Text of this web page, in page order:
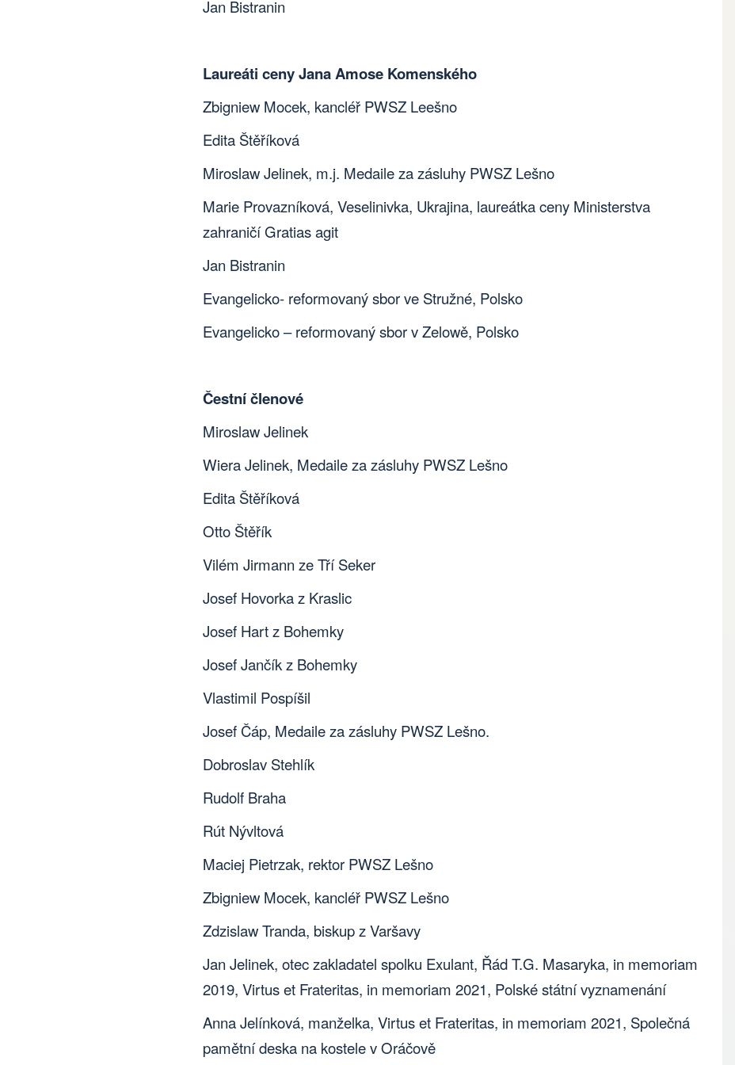
Jan Bistranin
Laureáti ceny Jana Amose Komenského
Zbigniew Mocek, kancléř PWSZ Leešno
Edita Štěříková
Miroslaw Jelinek, m.j. Medaile za zásluhy PWSZ Lešno
Marie Provazníková, Veselinivka, Ukrajina, laureátka ceny Ministerstva
zahraničí Gratias agit
Jan Bistranin
Evangelicko- reformovaný sbor ve Stružné, Polsko
Evangelicko – reformovaný sbor v Zelowě, Polsko
Čestní členové
Miroslaw Jelinek
Wiera Jelinek, Medaile za zásluhy PWSZ Lešno
Edita Štěříková
Otto Štěřík
Vilém Jirmann ze Tří Seker
Josef Hovorka z Kraslic
Josef Hart z Bohemky
Josef Jančík z Bohemky
Vlastimil Pospíšil
Josef Čáp, Medaile za zásluhy PWSZ Lešno.
Dobroslav Stehlík
Rudolf Braha
Rút Nývltová
Maciej Pietrzak, rektor PWSZ Lešno
Zbigniew Mocek, kancléř PWSZ Lešno
Zdzislaw Tranda, biskup z Varšavy
Jan Jelinek, otec zakladatel spolku Exulant, Řád T.G. Masaryka, in memoriam
2019, Virtus et Frateritas, in memoriam 2021, Polské státní vyznamenání
Anna Jelínková, manželka, Virtus et Frateritas, in memoriam 2021, Společná
pamětní deska na kostele v Oráčově